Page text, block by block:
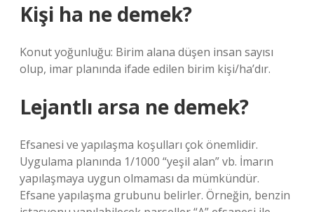
Kişi ha ne demek?
Konut yoğunluğu: Birim alana düşen insan sayısı
olup, imar planında ifade edilen birim kişi/ha’dır.
Lejantlı arsa ne demek?
Efsanesi ve yapılaşma koşulları çok önemlidir.
Uygulama planında 1/1000 “yeşil alan” vb. İmarın
yapılaşmaya uygun olmaması da mümkündür.
Efsane yapılaşma grubunu belirler. Örneğin, benzin